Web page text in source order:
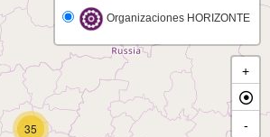
35
Organizaciones HORIZONTE
+
-